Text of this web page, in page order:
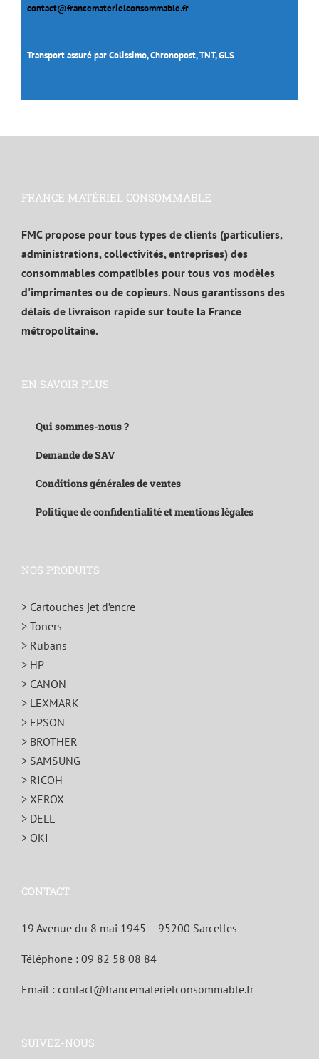
contact@francematerielconsommable.fr
Transport assuré par Colissimo, Chronopost, TNT, GLS
FRANCE MATÉRIEL CONSOMMABLE
FMC propose pour tous types de clients (particuliers,
administrations, collectivités, entreprises) des
consommables compatibles pour tous vos modèles
d'imprimantes ou de copieurs. Nous garantissons des
délais de livraison rapide sur toute la France
métropolitaine.
EN SAVOIR PLUS
Qui sommes-nous ?
Demande de SAV
Conditions générales de ventes
Politique de confidentialité et mentions légales
NOS PRODUITS
> Cartouches jet d’encre
> Toners
> Rubans
> HP
> CANON
> LEXMARK
> EPSON
> BROTHER
> SAMSUNG
> RICOH
> XEROX
> DELL
> OKI
CONTACT
19 Avenue du 8 mai 1945 – 95200 Sarcelles
Téléphone : 09 82 58 08 84
Email : contact@francematerielconsommable.fr
SUIVEZ-NOUS